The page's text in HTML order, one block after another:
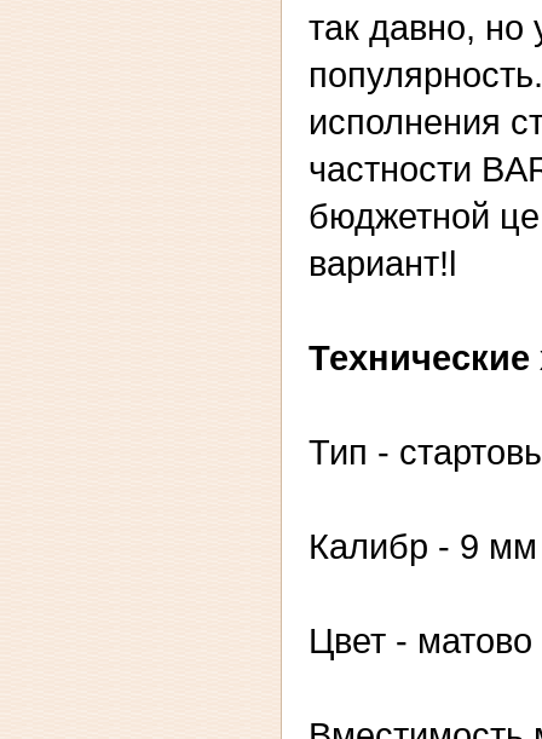
так давно, но
исполнения
частности
бюджетной
вариант!l
Технические
Тип -
Калибр - 9 мм
Цвет -